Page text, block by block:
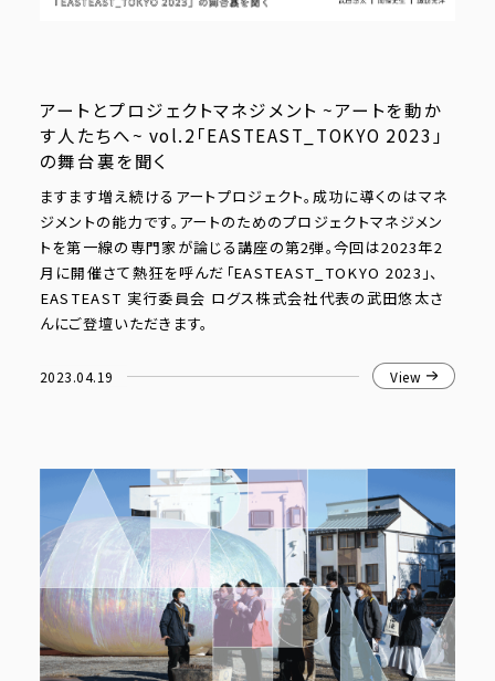
アートとプロジェクトマネジメント ~アートを動か
す人たちへ~ vol.2「EASTEAST_TOKYO 2023」
の舞台裏を聞く
ますます増え続けるアートプロジェクト。成功に導くのはマネ
ジメントの能力です。アートのためのプロジェクトマネジメン
トを第一線の専門家が論じる講座の第2弾。今回は2023年2
月に開催さて熱狂を呼んだ「EASTEAST_TOKYO 2023」、
EASTEAST 実行委員会 ログス株式会社代表の武田悠太さ
んにご登壇いただきます。
2023.04.19 View